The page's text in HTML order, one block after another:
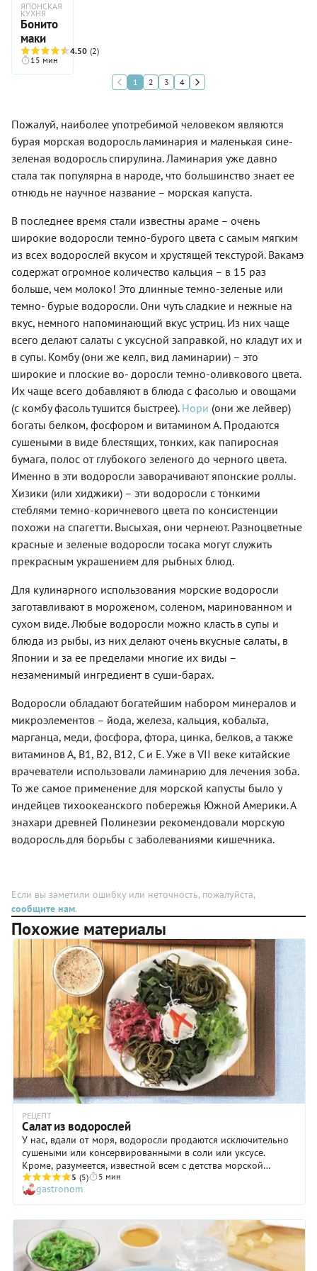
которых
салат
внимание:
это вовсе
не
ламинария,
то есть
морская
Оба вида
хоть и
принадлежат
к отряду
бурых
водорослей,
относятся
к разным
семействам.
традиционный
суп
миёккук
из
вакаме,
или миёк,
а не из
морской
капусты.
Вы,
можете
попробовать
заменить
на
ламинарию,
но это
будет не
вполне
традиционно.
и точно
отлично
подойдет
для
рабочего
дня. Ни
один из
этапов
закуски
вызовет
сложностей
даже у
кулинара.
А если
вдруг у
вас дома
есть
только
твердое,
авокадо,
не
спешите
от
салата с
можно
подержать
в горячей
несколько
значительно
мягче.
ЯПОНСКАЯ
КУХНЯ
Бонито
маки
4.50 (2)
15 мин
1 2 3 4
Пожалуй, наиболее употребимой человеком являются
бурая морская водоросль ламинария и маленькая сине-
зеленая водоросль спирулина. Ламинария уже давно
стала так популярна в народе, что большинство знает ее
отнюдь не научное название – морская капуста.
В последнее время стали известны араме – очень
широкие водоросли темно-бурого цвета с самым мягким
из всех водорослей вкусом и хрустящей текстурой. Вакамэ
содержат огромное количество кальция – в 15 раз
больше, чем молоко! Это длинные темно-зеленые или
темно- бурые водоросли. Они чуть сладкие и нежные на
вкус, немного напоминающий вкус устриц. Из них чаще
всего делают салаты с уксусной заправкой, но кладут их и
в супы. Комбу (они же келп, вид ламинарии) – это
широкие и плоские во- доросли темно-оливкового цвета.
Их чаще всего добавляют в блюда с фасолью и овощами
(с комбу фасоль тушится быстрее). Нори (они же лейвер)
богаты белком, фосфором и витамином А. Продаются
сушеными в виде блестящих, тонких, как папиросная
бумага, полос от глубокого зеленого до черного цвета.
Именно в эти водоросли заворачивают японские роллы.
Хизики (или хиджики) – эти водоросли с тонкими
стеблями темно-коричневого цвета по консистенции
похожи на спагетти. Высыхая, они чернеют. Разноцветные
красные и зеленые водоросли тосака могут служить
прекрасным украшением для рыбных блюд.
Для кулинарного использования морские водоросли
заготавливают в мороженом, соленом, маринованном и
сухом виде. Любые водоросли можно класть в супы и
блюда из рыбы, из них делают очень вкусные салаты, в
Японии и за ее пределами многие их виды –
незаменимый ингредиент в суши-барах.
Водоросли обладают богатейшим набором минералов и
микроэлементов – йода, железа, кальция, кобальта,
марганца, меди, фосфора, фтора, цинка, белков, а также
витаминов А, В1, В2, В12, С и Е. Уже в VII веке китайские
врачеватели использовали ламинарию для лечения зоба.
То же самое применение для морской капусты было у
индейцев тихоокеанского побережья Южной Америки. А
знахари древней Полинезии рекомендовали морскую
водоросль для борьбы с заболеваниями кишечника.
Если вы заметили ошибку или неточность, пожалуйста,
сообщите нам.
Похожие материалы
РЕЦЕПТ
Салат из водорослей
У нас, вдали от моря, водоросли продаются исключительно
сушеными или консервированными в соли или уксусе.
Кроме, разумеется, известной всем с детства морской
капусты, она же ламинария, – из нее в кулинарии чего
только не делают! Но все какое-то ужасно невкусное...
Поэтому ламинарию тоже лучше покупать сушеной. В
результате можно приготовить салат, который будет
одновременно радовать глаз и прочие части организма.
5 (5) 5 мин
gastronom